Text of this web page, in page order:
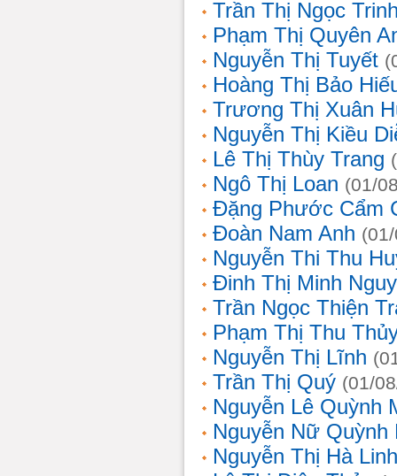
Trần Thị Ngọc
Phạm Thị Quyên
Nguyễn Thị Tuyết
Hoàng Thị Bảo
Trương Thị Xuân
Nguyễn Thị Kiều
Lê Thị Thùy Trang
Ngô Thị Loan (01/
Đặng Phước Cẩm
Đoàn Nam Anh
Nguyễn Thi Thu
Đinh Thị Minh
Trần Ngọc Thiện
Phạm Thị Thu
Nguyễn Thị Lĩnh
Trần Thị Quý (01/
Nguyễn Lê Quỳnh
Nguyễn Nữ
Nguyễn Thị Hà Linh